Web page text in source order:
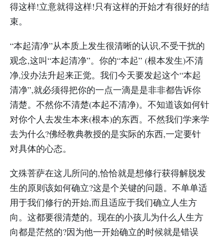
得这样!立意就得这样!只有这样的开始才有很好的结
束。
“本起清净”从本质上发生很清晰的认识,不受干扰的
观念,这叫“本起清净”。你的“本起” (根本发生)不清
净,没办法升起来正觉。我们今天要发起这个“本起
清净”,就必须得把你的一点一滴是是非非都告诉你
清楚。不然你不清楚(本起不清净)。不知道该如何针
对你个人去发生本来(根本)的东西。不然我们学来学
去为什么?佛经教典教授的是实际的东西,一定要针
对具体的心态。
文殊菩萨在这儿所问的,恰恰就是想修行获得解脱发
生的原则该如何确立?这是个关键的问题。不单单适
用于我们修行的开始,而且适应于我们确立人生方
向。这都要很清楚的。现在的小孩儿为什么人生方
向都是茫然的?因为他一开始确立的时候就是错误